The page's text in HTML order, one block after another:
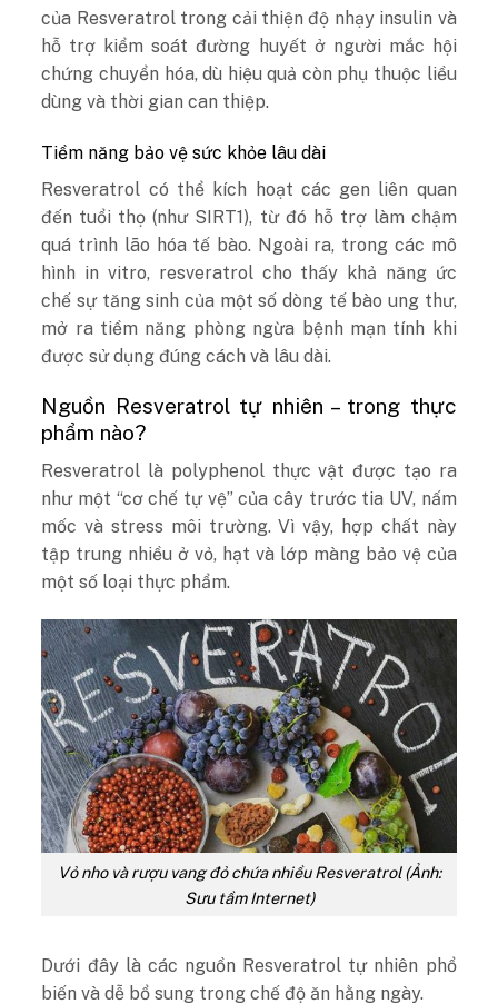
của Resveratrol trong cải thiện độ nhạy insulin và
hỗ trợ kiểm soát đường huyết ở người mắc hội
chứng chuyển hóa, dù hiệu quả còn phụ thuộc liều
dùng và thời gian can thiệp.
Tiềm năng bảo vệ sức khỏe lâu dài
Resveratrol có thể kích hoạt các gen liên quan
đến tuổi thọ (như SIRT1), từ đó hỗ trợ làm chậm
quá trình lão hóa tế bào. Ngoài ra, trong các mô
hình in vitro, resveratrol cho thấy khả năng ức
chế sự tăng sinh của một số dòng tế bào ung thư,
mở ra tiềm năng phòng ngừa bệnh mạn tính khi
được sử dụng đúng cách và lâu dài.
Nguồn Resveratrol tự nhiên – trong thực
phẩm nào?
Resveratrol là polyphenol thực vật được tạo ra
như một “cơ chế tự vệ” của cây trước tia UV, nấm
mốc và stress môi trường. Vì vậy, hợp chất này
tập trung nhiều ở vỏ, hạt và lớp màng bảo vệ của
một số loại thực phẩm.
Vỏ nho và rượu vang đỏ chứa nhiều Resveratrol (Ảnh:
Sưu tầm Internet)
Dưới đây là các nguồn Resveratrol tự nhiên phổ
biến và dễ bổ sung trong chế độ ăn hằng ngày.